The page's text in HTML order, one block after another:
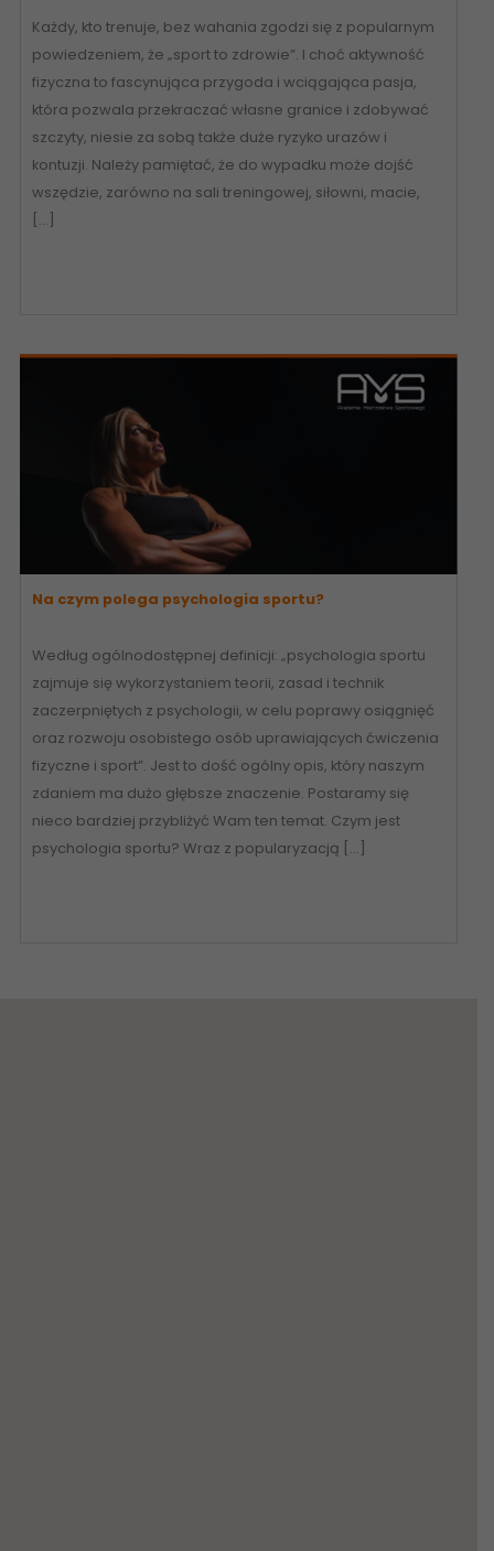
Każdy, kto trenuje, bez wahania zgodzi się z popularnym
powiedzeniem, że „sport to zdrowie”. I choć aktywność
fizyczna to fascynująca przygoda i wciągająca pasja,
która pozwala przekraczać własne granice i zdobywać
szczyty, niesie za sobą także duże ryzyko urazów i
kontuzji. Należy pamiętać, że do wypadku może dojść
wszędzie, zarówno na sali treningowej, siłowni, macie,
[…]
Na czym polega psychologia sportu?
Według ogólnodostępnej definicji: „psychologia sportu
zajmuje się wykorzystaniem teorii, zasad i technik
zaczerpniętych z psychologii, w celu poprawy osiągnięć
oraz rozwoju osobistego osób uprawiających ćwiczenia
fizyczne i sport”. Jest to dość ogólny opis, który naszym
zdaniem ma dużo głębsze znaczenie. Postaramy się
nieco bardziej przybliżyć Wam ten temat. Czym jest
psychologia sportu? Wraz z popularyzacją […]